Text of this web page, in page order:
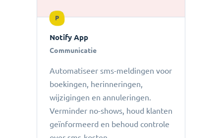
P
Notify App
Communicatie
Automatiseer sms-meldingen voor
boekingen, herinneringen,
wijzigingen en annuleringen.
Verminder no-shows, houd klanten
geïnformeerd en behoud controle